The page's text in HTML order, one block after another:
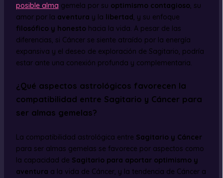
posible alma gemela por su optimismo contagioso, su
amor por la aventura y la libertad, y su enfoque
filosófico y honestohacia la vida. A pesar de las
diferencias, si Cáncer se siente atraído por la energía
expansiva y el deseo de exploración de Sagitario, podría
estar ante una conexión profunda y complementaria.
¿Qué aspectos astrológicos favorecen la
compatibilidad entre Sagitario y Cáncer para
ser almas gemelas?
La compatibilidad astrológica entre Sagitario y Cáncer
para ser almas gemelas se favorece por aspectos como
la capacidad de Sagitario para aportar optimismo y
aventura a la vida de Cáncer, y la tendencia de Cáncer a